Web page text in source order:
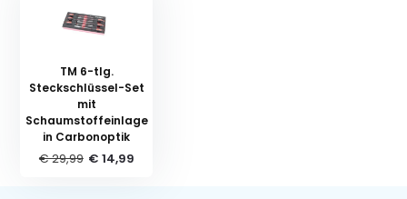
TM 6-tlg.
Steckschlüssel-Set
mit
Schaumstoffeinlage
in Carbonoptik
€ 29,99 € 14,99